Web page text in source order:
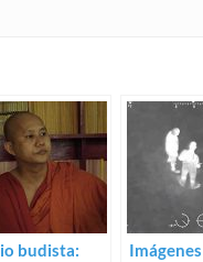
budista:
Imágenes